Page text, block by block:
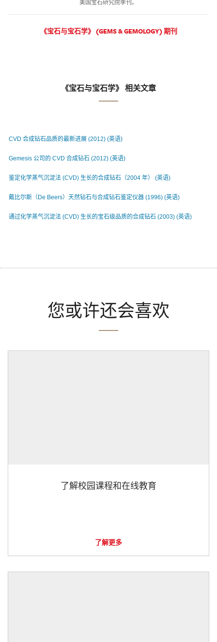
美国宝石研究院季刊。
《宝石与宝石学》 (GEMS & GEMOLOGY) 期刊
《宝石与宝石学》 相关文章
CVD 合成钻石品质的最新进展 (2012) (英语)
Gemesis 公司的 CVD 合成钻石 (2012) (英语)
鉴定化学蒸气沉淀法 (CVD) 生长的合成钻石（2004 年） (英语)
戴比尔斯（De Beers）天然钻石与合成钻石鉴定仪器 (1996) (英语)
通过化学蒸气沉淀法 (CVD) 生长的宝石级品质的合成钻石 (2003) (英语)
您或许还会喜欢
了解校园课程和在线教育
了解更多